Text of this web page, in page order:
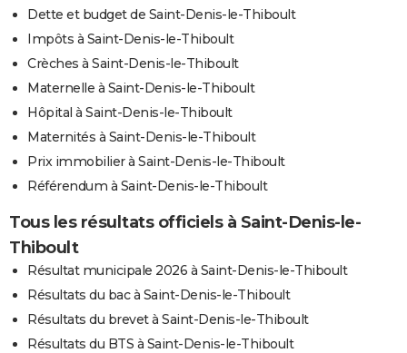
Dette et budget de Saint-Denis-le-Thiboult
Impôts à Saint-Denis-le-Thiboult
Crèches à Saint-Denis-le-Thiboult
Maternelle à Saint-Denis-le-Thiboult
Hôpital à Saint-Denis-le-Thiboult
Maternités à Saint-Denis-le-Thiboult
Prix immobilier à Saint-Denis-le-Thiboult
Référendum à Saint-Denis-le-Thiboult
Tous les résultats officiels à Saint-Denis-le-
Thiboult
Résultat municipale 2026 à Saint-Denis-le-Thiboult
Résultats du bac à Saint-Denis-le-Thiboult
Résultats du brevet à Saint-Denis-le-Thiboult
Résultats du BTS à Saint-Denis-le-Thiboult